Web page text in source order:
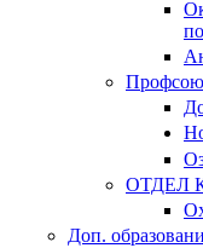
ОТДЕЛ
Доп.